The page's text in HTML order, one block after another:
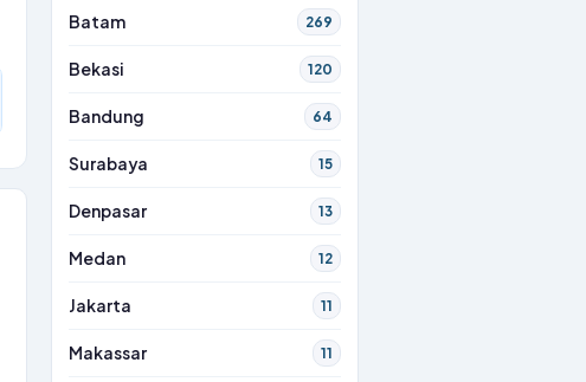
Batam 269
Bekasi 120
Bandung 64
Surabaya 15
Denpasar 13
Medan 12
Jakarta 11
Makassar 11